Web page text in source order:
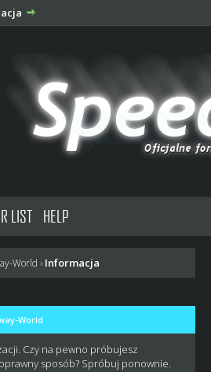
LIST HELP
World › Informacja
World
Czy na pewno próbujesz
sposób? Spróbuj ponownie.